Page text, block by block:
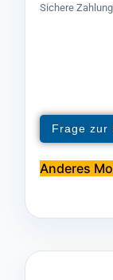
Sichere
Frage zur
Anderes